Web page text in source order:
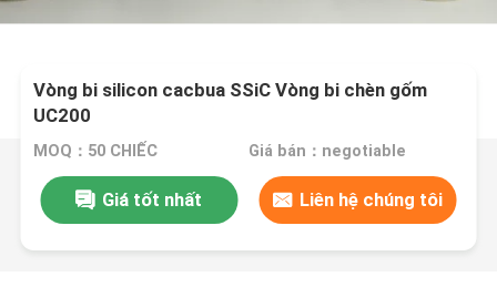
Vòng bi silicon cacbua SSiC Vòng bi chèn gốm
UC200
MOQ：50 CHIẾC Giá bán：negotiable
Giá tốt nhất Liên hệ chúng tôi